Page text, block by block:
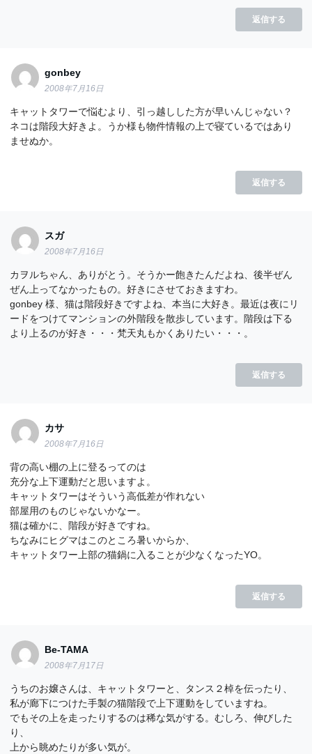
返信する
gonbey
2008年7月16日
キャットタワーで悩むより、引っ越しした方が早いんじゃない？
ネコは階段大好きよ。うか様も物件情報の上で寝ているではあり
ませぬか。
返信する
スガ
2008年7月16日
カヲルちゃん、ありがとう。そうかー飽きたんだよね、後半ぜん
ぜん上ってなかったもの。好きにさせておきますわ。
gonbey 様、猫は階段好きですよね、本当に大好き。最近は夜にリ
ードをつけてマンションの外階段を散歩しています。階段は下る
より上るのが好き・・・梵天丸もかくありたい・・・。
返信する
カサ
2008年7月16日
背の高い棚の上に登るってのは
充分な上下運動だと思いますよ。
キャットタワーはそういう高低差が作れない
部屋用のものじゃないかなー。
猫は確かに、階段が好きですね。
ちなみにヒグマはこのところ暑いからか、
キャットタワー上部の猫鍋に入ることが少なくなったYO。
返信する
Be-TAMA
2008年7月17日
うちのお嬢さんは、キャットタワーと、タンス２棹を伝ったり、
私が廊下につけた手製の猫階段で上下運動をしていますね。
でもその上を走ったりするのは稀な気がする。むしろ、伸びした
り、
上から眺めたりが多い気が。